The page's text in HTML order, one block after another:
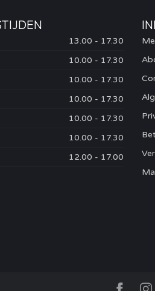
13.00 - 17.30
10.00 - 17.30
10.00 - 17.30
10.00 - 17.30
10.00 - 17.30
10.00 - 17.30
12.00 - 17.00